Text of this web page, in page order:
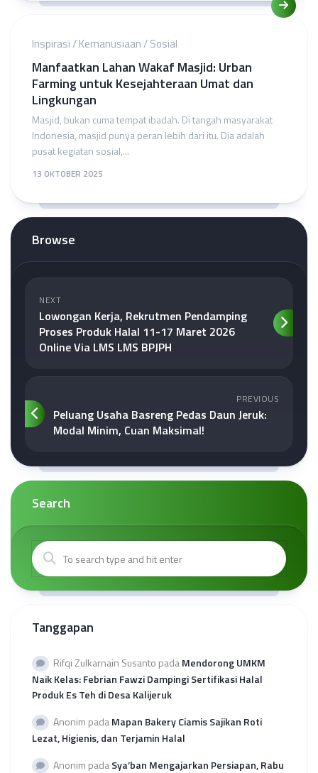
Inspirasi/Kemanusiaan/Sosial
Manfaatkan Lahan Wakaf Masjid: Urban
Farming untuk Kesejahteraan Umat dan
Lingkungan
Masjid, bukan cuma tempat ibadah. Di tangah masyarakat
Indonesia, masjid punya peran lebih dari itu. Dia adalah
pusat kegiatan sosial,...
13 OKTOBER 2025
Browse
NEXT
Lowongan Kerja, Rekrutmen Pendamping
Proses Produk Halal 11-17 Maret 2026
Online Via LMS LMS BPJPH
PREVIOUS
Peluang Usaha Basreng Pedas Daun Jeruk:
Modal Minim, Cuan Maksimal!
Search
Tanggapan
Rifqi Zulkarnain Susanto padaMendorong UMKM
Naik Kelas: Febrian Fawzi Dampingi Sertifikasi Halal
Produk Es Teh di Desa Kalijeruk
Anonim padaMapan Bakery Ciamis Sajikan Roti
Lezat, Higienis, dan Terjamin Halal
Anonim padaSya’ban Mengajarkan Persiapan, Rabu